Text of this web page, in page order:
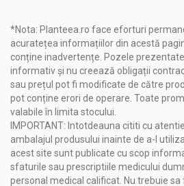
*Nota: Planteea.ro face eforturi
acuratețea informațiilor din acestă
conține inadvertențe. Pozele
informativ și nu creează obligații
sau prețul pot fi modificate de către
pot conține erori de operare. Toate
valabile în limita stocului.
IMPORTANT: Intotdeauna cititi cu
ambalajul produsului inainte de a-l
acest site sunt publicate cu scop
sfaturile sau prescriptiile medicului
personal medical calificat. Nu trebuie